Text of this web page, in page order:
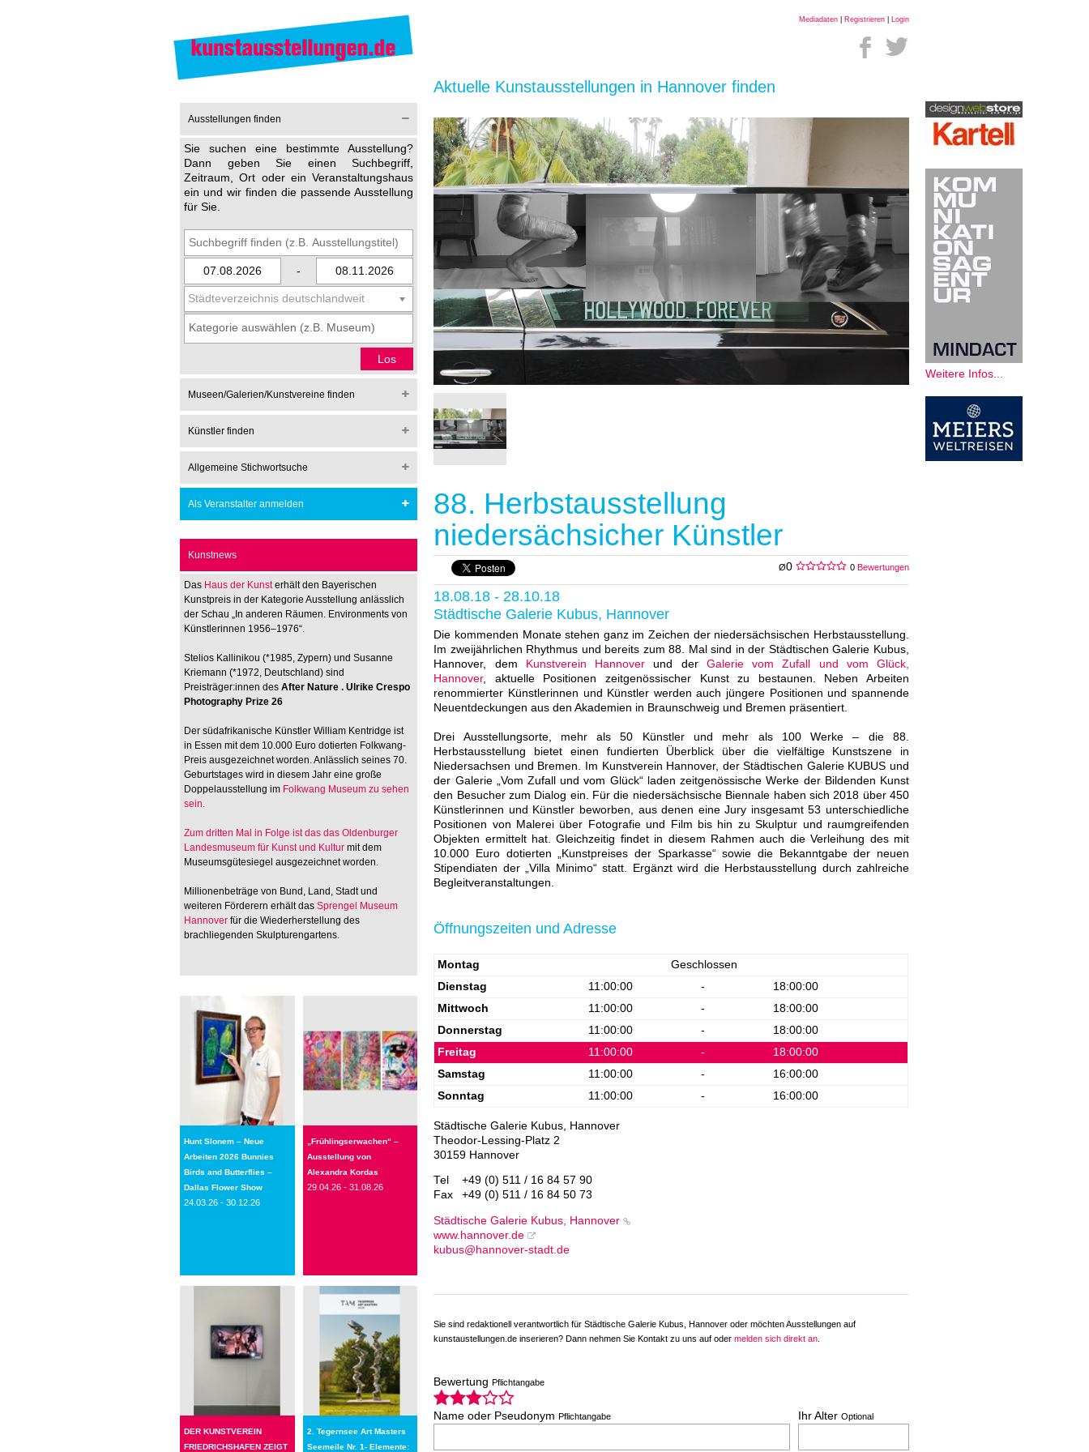
Weitere Infos...
Mediadaten| Registrieren| Login
Aktuelle Kunstausstellungen in Hannover finden
Ausstellungen finden
Sie suchen eine bestimmte Ausstellung?
Dann geben Sie einen Suchbegriff,
Zeitraum, Ort oder ein Veranstaltungshaus
ein und wir finden die passende Ausstellung
für Sie.
-
Städteverzeichnis deutschlandweit
Museen/Galerien/Kunstvereine finden
Künstler finden
Allgemeine Stichwortsuche
Als Veranstalter anmelden
Kunstnews
Das Haus der Kunsterhält den Bayerischen
Kunstpreis in der Kategorie Ausstellung anlässlich
der Schau „In anderen Räumen. Environments von
Künstlerinnen 1956–1976“.
Stelios Kallinikou (*1985, Zypern) und Susanne
Kriemann (*1972, Deutschland) sind
Preisträger:innen des After Nature . Ulrike Crespo
Photography Prize 26
Der südafrikanische Künstler William Kentridge ist
in Essen mit dem 10.000 Euro dotierten Folkwang-
Preis ausgezeichnet worden. Anlässlich seines 70.
Geburtstages wird in diesem Jahr eine große
Doppelausstellung im Folkwang Museum zu sehen
sein.
Zum dritten Mal in Folge ist das das Oldenburger
Landesmuseum für Kunst und Kultur mit dem
Museumsgütesiegel ausgezeichnet worden.
Millionenbeträge von Bund, Land, Stadt und
weiteren Förderern erhält das Sprengel Museum
Hannover für die Wiederherstellung des
brachliegenden Skulpturengartens.
Hunt Slonem – Neue
Arbeiten 2026 Bunnies
Birds and Butterflies –
Dallas Flower Show
24.03.26 - 30.12.26
„Frühlingserwachen“ –
Ausstellung von
Alexandra Kordas
29.04.26 - 31.08.26
DER KUNSTVEREIN
FRIEDRICHSHAFEN ZEIGT
2. Tegernsee Art Masters
Seemeile Nr. 1- Elemente:
88. Herbstausstellung
niedersächsicher Künstler
Ø0 0Bewertungen
18.08.18 - 28.10.18
Städtische Galerie Kubus, Hannover
Die kommenden Monate stehen ganz im Zeichen der niedersächsischen Herbstausstellung.
Im zweijährlichen Rhythmus und bereits zum 88. Mal sind in der Städtischen Galerie Kubus,
Hannover, dem
Kunstverein Hannover und der Galerie vom Zufall und vom Glück,
Hannover, aktuelle Positionen zeitgenössischer Kunst zu bestaunen. Neben Arbeiten
renommierter Künstlerinnen und Künstler werden auch jüngere Positionen und spannende
Neuentdeckungen aus den Akademien in Braunschweig und Bremen präsentiert.
Drei Ausstellungsorte, mehr als 50 Künstler und mehr als 100 Werke – die 88.
Herbstausstellung bietet einen fundierten Überblick über die vielfältige Kunstszene in
Niedersachsen und Bremen. Im Kunstverein Hannover, der Städtischen Galerie KUBUS und
der Galerie „Vom Zufall und vom Glück“ laden zeitgenössische Werke der Bildenden Kunst
den Besucher zum Dialog ein. Für die niedersächsische Biennale haben sich 2018 über 450
Künstlerinnen und Künstler beworben, aus denen eine Jury insgesamt 53 unterschiedliche
Positionen von Malerei über Fotografie und Film bis hin zu Skulptur und raumgreifenden
Objekten ermittelt hat. Gleichzeitig findet in diesem Rahmen auch die Verleihung des mit
10.000 Euro dotierten „Kunstpreises der Sparkasse“ sowie die Bekanntgabe der neuen
Stipendiaten der „Villa Minimo“ statt. Ergänzt wird die Herbstausstellung durch zahlreiche
Begleitveranstaltungen.
Öffnungszeiten und Adresse
Montag
Geschlossen
Dienstag
11:00:00 -
18:00:00
Mittwoch
11:00:00 -
18:00:00
Donnerstag
11:00:00 -
18:00:00
Freitag
11:00:00 -
18:00:00
Samstag
11:00:00 -
16:00:00
Sonntag
11:00:00 - 16:00:00
Städtische Galerie Kubus, Hannover
Theodor-Lessing-Platz 2
30159 Hannover
Tel
+49 (0) 511 / 16 84 57 90
Fax
+49 (0) 511 / 16 84 50 73
Städtische Galerie Kubus, Hannover
www.hannover.de
kubus@hannover-stadt.de
Sie sind redaktionell verantwortlich für Städtische Galerie Kubus, Hannover oder möchten Ausstellungen auf
kunstaustellungen.de inserieren? Dann nehmen Sie Kontakt zu uns auf odermelden sich direkt an
BewertungPflichtangabe
Name oder PseudonymPflichtangabe Ihr AlterOptional